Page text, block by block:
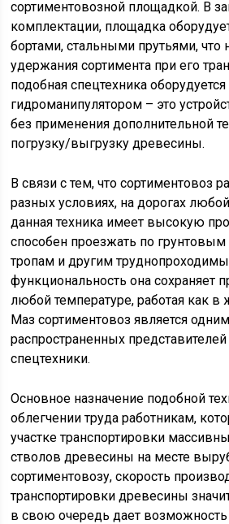
сортиментовозной площадкой. В
комплектации, площадка
бортами, стальными прутьями, что
удержания сортимента при его
подобная спецтехника оборудуется
гидроманипулятором – это
без применения дополнительной
погрузку/выгрузку древесины.
В связи с тем, что сортиментовоз
разных условиях, на дорогах
данная техника имеет высокую
способен проезжать по
тропам и другим
функциональность она сохраняет
любой температуре, работая как в
Маз сортиментовоз является
распространенных
спецтехники.
Основное назначение подобной
облегчении труда работникам,
участке транспортировки
стволов древесины на месте
сортиментовозу, скорость
транспортировки древесины
в свою очередь дает возможность